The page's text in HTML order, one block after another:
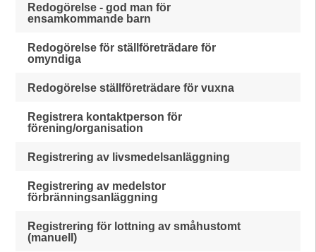
Redogörelse - god man för
ensamkommande barn
Redogörelse för ställföreträdare för
omyndiga
Redogörelse ställföreträdare för vuxna
Registrera kontaktperson för
förening/organisation
Registrering av livsmedelsanläggning
Registrering av medelstor
förbränningsanläggning
Registrering för lottning av småhustomt
(manuell)